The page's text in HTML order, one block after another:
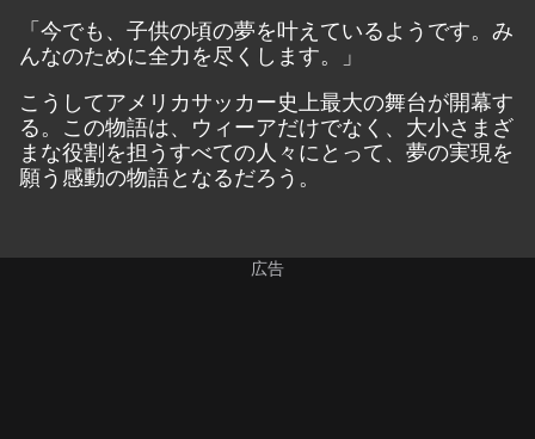
「今でも、子供の頃の夢を叶えているようです。み
んなのために全力を尽くします。」
こうしてアメリカサッカー史上最大の舞台が開幕す
る。この物語は、ウィーアだけでなく、大小さまざ
まな役割を担うすべての人々にとって、夢の実現を
願う感動の物語となるだろう。